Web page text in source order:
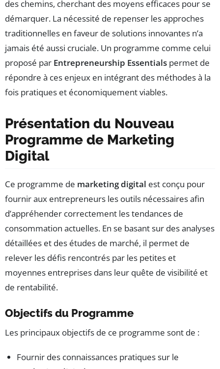
des chemins, cherchant des moyens efficaces pour se
démarquer. La nécessité de repenser les approches
traditionnelles en faveur de solutions innovantes n’a
jamais été aussi cruciale. Un programme comme celui
proposé par Entrepreneurship Essentials permet de
répondre à ces enjeux en intégrant des méthodes à la
fois pratiques et économiquement viables.
Présentation du Nouveau
Programme de Marketing
Digital
Ce programme de marketing digital est conçu pour
fournir aux entrepreneurs les outils nécessaires afin
d’appréhender correctement les tendances de
consommation actuelles. En se basant sur des analyses
détaillées et des études de marché, il permet de
relever les défis rencontrés par les petites et
moyennes entreprises dans leur quête de visibilité et
de rentabilité.
Objectifs du Programme
Les principaux objectifs de ce programme sont de :
Fournir des connaissances pratiques sur le